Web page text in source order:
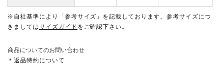
※自社基準により「参考サイズ」を記載しております。参考サイズにつ
きましてはサイズガイド をご確認下さい。
商品についてのお問い合わせ
＊返品特約について